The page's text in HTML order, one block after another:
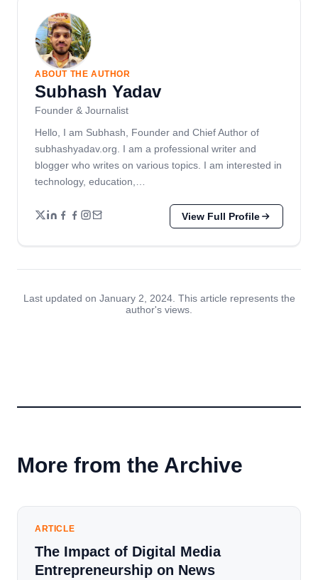
ABOUT THE AUTHOR
Subhash Yadav
Founder & Journalist
Hello, I am Subhash, Founder and Chief Author of
subhashyadav.org. I am a professional writer and
blogger who writes on various topics. I am interested in
technology, education,…
View Full Profile
Last updated on January 2, 2024. This article represents the
author's views.
More from the Archive
ARTICLE
The Impact of Digital Media
Entrepreneurship on News